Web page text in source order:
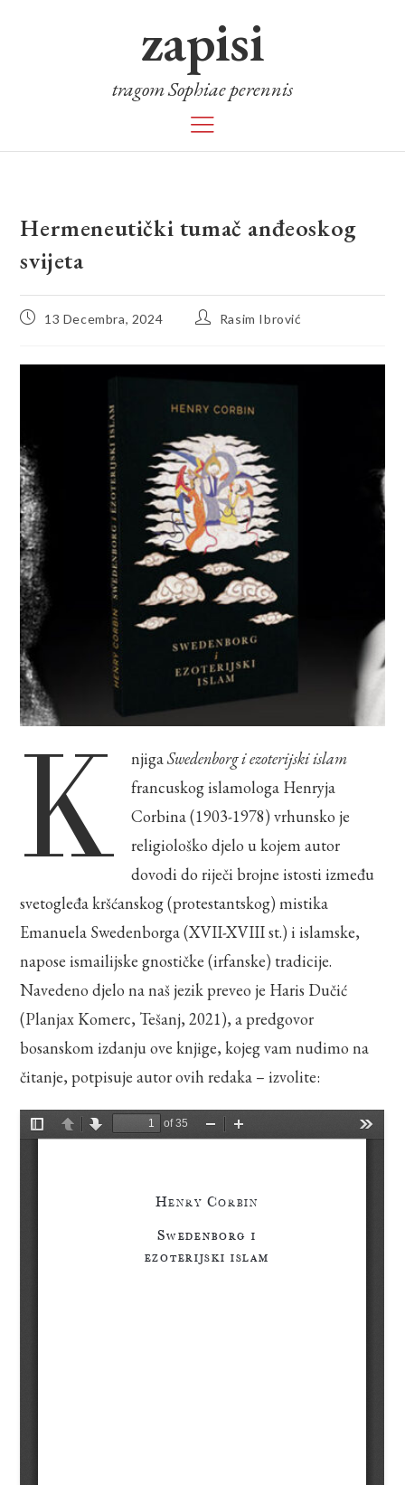
zapisi
tragom Sophiae perennis
Hermeneutički tumač anđeoskog
svijeta
13 Decembra, 2024 Rasim Ibrović
K njigaSwedenborg i ezoterijski islam
francuskog islamologa Henryja
Corbina (1903-1978) vrhunsko je
religiološko djelo u kojem autor
dovodi do riječi brojne istosti između
svetogleđa kršćanskog (protestantskog) mistika
Emanuela Swedenborga (XVII-XVIII st.) i islamske,
napose ismailijske gnostičke (irfanske) tradicije.
Navedeno djelo na naš jezik preveo je Haris Dučić
(Planjax Komerc, Tešanj, 2021), a predgovor
bosanskom izdanju ove knjige, kojeg vam nudimo na
čitanje, potpisuje autor ovih redaka – izvolite: